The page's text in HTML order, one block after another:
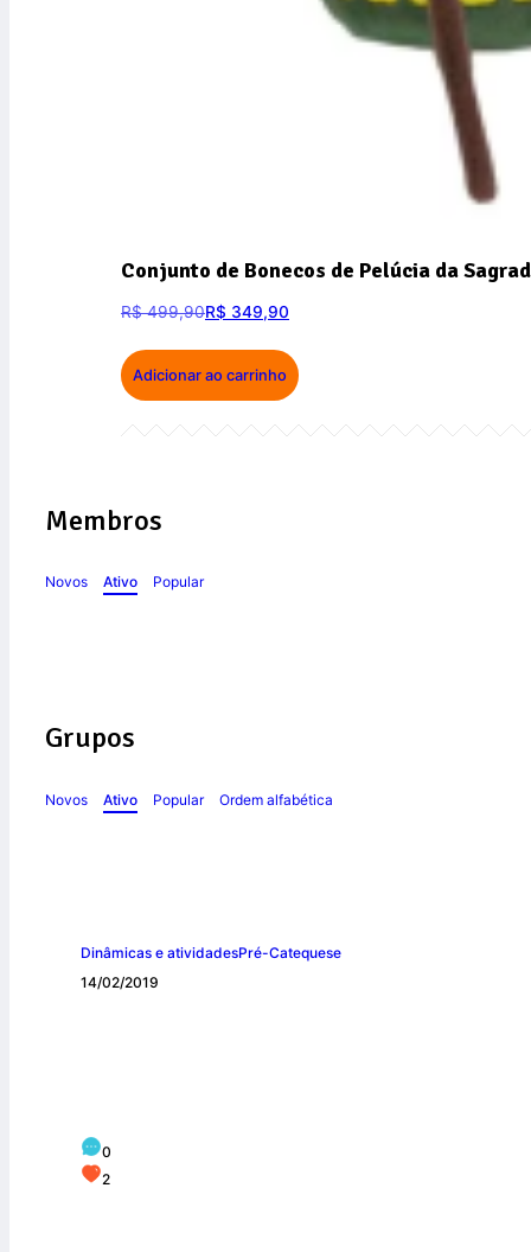
Conjunto de Bonecos de Pelúcia da
R$499,90R$ 349,90
Adicionar ao carrinho
Membros
Novos Ativo Popular
Grupos
Novos Ativo Popular Ordem alfabética
Dinâmicas e atividadesPré-Catequese
14/02/2019
0
2